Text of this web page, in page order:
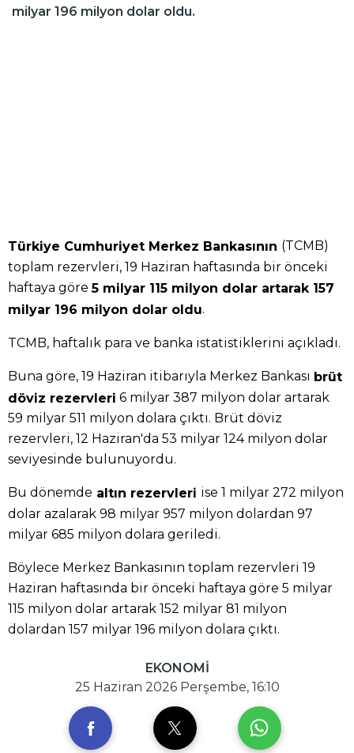
milyar 196 milyon dolar oldu.
Türkiye Cumhuriyet Merkez Bankasının (TCMB)
toplam rezervleri, 19 Haziran haftasında bir önceki
haftaya göre5 milyar 115 milyon dolar artarak 157
milyar 196 milyon dolar oldu.
TCMB, haftalık para ve banka istatistiklerini açıkladı.
Buna göre, 19 Haziran itibarıyla Merkez Bankası brüt
döviz rezervleri 6 milyar 387 milyon dolar artarak
59 milyar 511 milyon dolara çıktı. Brüt döviz
rezervleri, 12 Haziran'da 53 milyar 124 milyon dolar
seviyesinde bulunuyordu.
Bu dönemde altın rezervleri ise 1 milyar 272 milyon
dolar azalarak 98 milyar 957 milyon dolardan 97
milyar 685 milyon dolara geriledi.
Böylece Merkez Bankasının toplam rezervleri 19
Haziran haftasında bir önceki haftaya göre 5 milyar
115 milyon dolar artarak 152 milyar 81 milyon
dolardan 157 milyar 196 milyon dolara çıktı.
EKONOMİ
25 Haziran 2026 Perşembe, 16:10